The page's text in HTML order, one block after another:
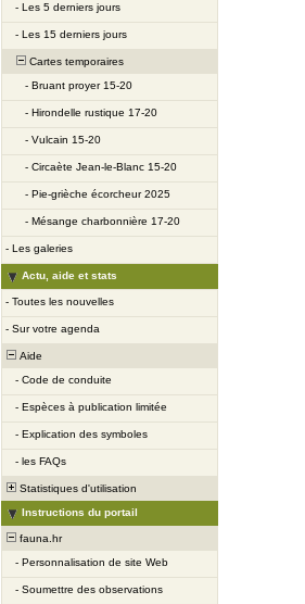
- Les 5 derniers jours
- Les 15 derniers jours
Cartes temporaires
- Bruant proyer 15-20
- Hirondelle rustique 17-20
- Vulcain 15-20
- Circaète Jean-le-Blanc 15-20
- Pie-grièche écorcheur 2025
- Mésange charbonnière 17-20
- Les galeries
Actu, aide et stats
- Toutes les nouvelles
- Sur votre agenda
Aide
- Code de conduite
- Espèces à publication limitée
- Explication des symboles
- les FAQs
Statistiques d'utilisation
Instructions du portail
fauna.hr
- Personnalisation de site Web
- Soumettre des observations